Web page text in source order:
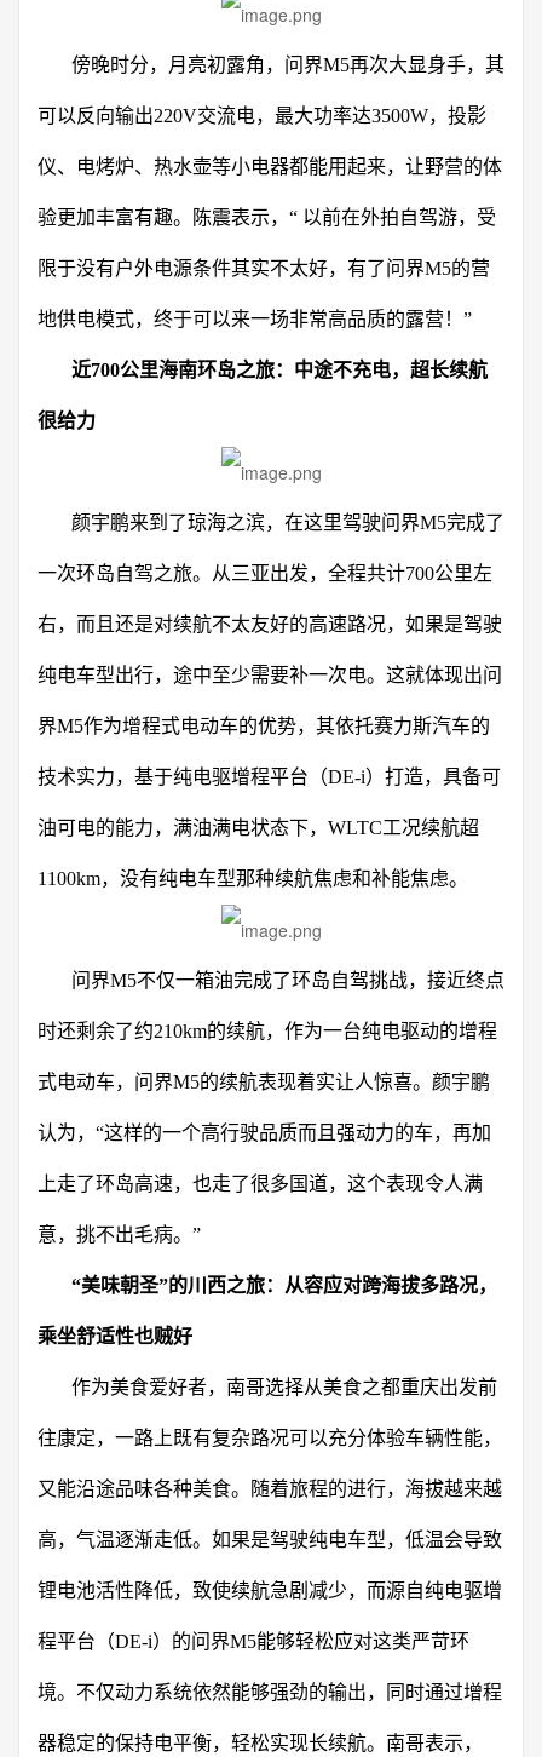
傍晚时分，月亮初露角，问界M5再次大显身手，其
可以反向输出220V交流电，最大功率达3500W，投影
仪、电烤炉、热水壶等小电器都能用起来，让野营的体
验更加丰富有趣。陈震表示，“ 以前在外拍自驾游，受
限于没有户外电源条件其实不太好，有了问界M5的营
地供电模式，终于可以来一场非常高品质的露营！”
近700公里海南环岛之旅：中途不充电，超长续航
很给力
颜宇鹏来到了琼海之滨，在这里驾驶问界M5完成了
一次环岛自驾之旅。从三亚出发，全程共计700公里左
右，而且还是对续航不太友好的高速路况，如果是驾驶
纯电车型出行，途中至少需要补一次电。这就体现出问
界M5作为增程式电动车的优势，其依托赛力斯汽车的
技术实力，基于纯电驱增程平台（DE-i）打造，具备可
油可电的能力，满油满电状态下，WLTC工况续航超
1100km，没有纯电车型那种续航焦虑和补能焦虑。
问界M5不仅一箱油完成了环岛自驾挑战，接近终点
时还剩余了约210km的续航，作为一台纯电驱动的增程
式电动车，问界M5的续航表现着实让人惊喜。颜宇鹏
认为，“这样的一个高行驶品质而且强动力的车，再加
上走了环岛高速，也走了很多国道，这个表现令人满
意，挑不出毛病。”
“美味朝圣”的川西之旅： 从容应对跨海拔多路况，
乘坐舒适性也贼好
作为美食爱好者，南哥选择从美食之都重庆出发前
往康定，一路上既有复杂路况可以充分体验车辆性能，
又能沿途品味各种美食。随着旅程的进行，海拔越来越
高，气温逐渐走低。如果是驾驶纯电车型，低温会导致
锂电池活性降低，致使续航急剧减少，而源自纯电驱增
程平台（DE-i）的问界M5能够轻松应对这类严苛环
境。不仅动力系统依然能够强劲的输出，同时通过增程
器稳定的保持电平衡，轻松实现长续航。南哥表示，